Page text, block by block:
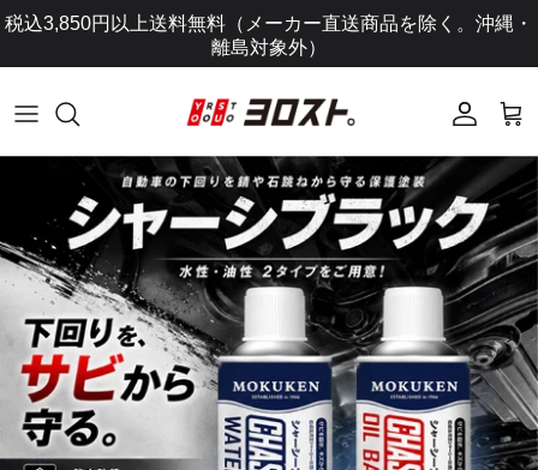
コ
テ
ツ
に
ッ
プ
税込3,850円以上送料無料（メーカー直送商品を除く。沖縄・
離島対象外）